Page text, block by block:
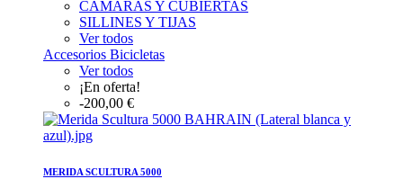
CAMARAS Y CUBIERTAS
SILLINES Y TIJAS
Ver todos
Accesorios Bicicletas
Ver todos
¡En oferta!
-200,00 €
MERIDA SCULTURA 5000